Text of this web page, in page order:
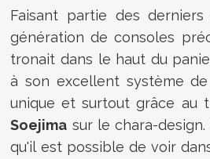
Faisant partie des
génération de consoles
tronait dans le haut du
à son excellent système
unique et surtout grâce au
Soejima sur le chara-
qu'il est possible de voir